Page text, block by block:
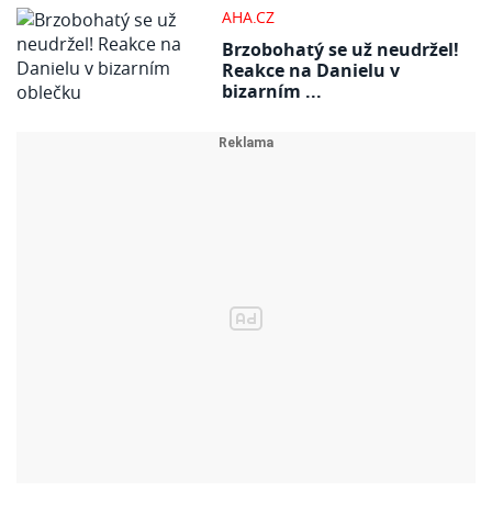
AHA.CZ
Brzobohatý se už neudržel!
Reakce na Danielu v
bizarním ...